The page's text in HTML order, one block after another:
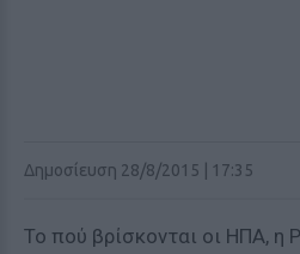
Δημοσίευση 28/8/2015 | 17:35
Το πού βρίσκονται οι ΗΠΑ, η